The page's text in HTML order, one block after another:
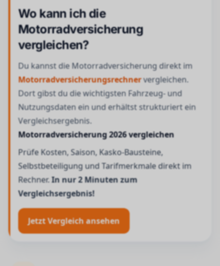
Wo kann ich die
Motorradversicherung
vergleichen?
Du kannst die Motorradversicherung direkt im
Motorradversicherungsrechnervergleichen.
Dort gibst du die wichtigsten Fahrzeug- und
Nutzungsdaten ein und erhältst strukturiert ein
Vergleichsergebnis.
Motorradversicherung 2026 vergleichen
Prüfe Kosten, Saison, Kasko-Bausteine,
Selbstbeteiligung und Tarifmerkmale direkt im
Rechner.In nur 2 Minuten zum
Vergleichsergebnis!
Jetzt Vergleich ansehen